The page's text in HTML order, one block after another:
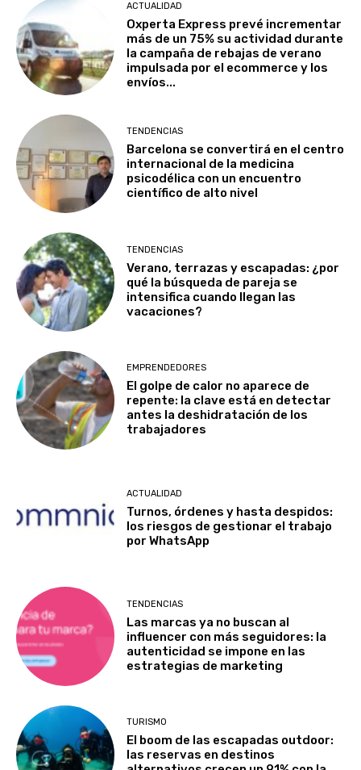
ACTUALIDAD
Oxperta Express prevé incrementar
más de un 75% su actividad durante
la campaña de rebajas de verano
impulsada por el ecommerce y los
envíos...
TENDENCIAS
Barcelona se convertirá en el centro
internacional de la medicina
psicodélica con un encuentro
científico de alto nivel
TENDENCIAS
Verano, terrazas y escapadas: ¿por
qué la búsqueda de pareja se
intensifica cuando llegan las
vacaciones?
EMPRENDEDORES
El golpe de calor no aparece de
repente: la clave está en detectar
antes la deshidratación de los
trabajadores
ACTUALIDAD
Turnos, órdenes y hasta despidos:
los riesgos de gestionar el trabajo
por WhatsApp
TENDENCIAS
Las marcas ya no buscan al
influencer con más seguidores: la
autenticidad se impone en las
estrategias de marketing
TURISMO
El boom de las escapadas outdoor:
las reservas en destinos